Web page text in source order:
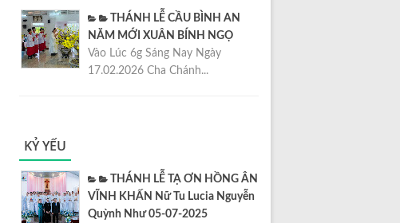
THÁNH LỄ CẦU BÌNH AN
NĂM MỚI XUÂN BÍNH NGỌ
Vào Lúc 6g Sáng Nay Ngày
17.02.2026 Cha Chánh...
KỶ YẾU
THÁNH LỄ TẠ ƠN HỒNG ÂN
VĨNH KHẤN Nữ Tu Lucia Nguyễn
Quỳnh Như 05-07-2025